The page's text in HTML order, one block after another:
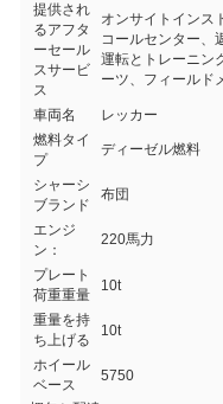
提供され
るアフタ
ーセール
スサービ
ス
オンサイトインス
コールセンター、
運転とトレーニン
ーツ、フィールド
車両名
レッカー
燃料タイ
プ
ディーゼル燃料
シャーシ
ブランド
布団
エンジ
ン：
220馬力
プレート
荷重重量
10t
重量を持
ち上げる
10t
ホイール
ベース
5750